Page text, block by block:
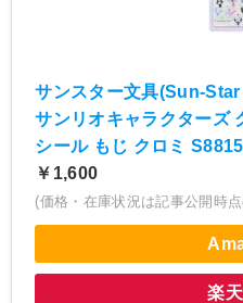
サンスター文具(Sun-
サンリオキャラクターズ
シール もじ クロミ
￥1,600
(価格・在庫状況は記事公開時
楽